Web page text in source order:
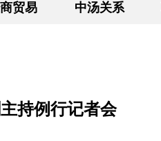
贸易 中汤关系
持例行记者会